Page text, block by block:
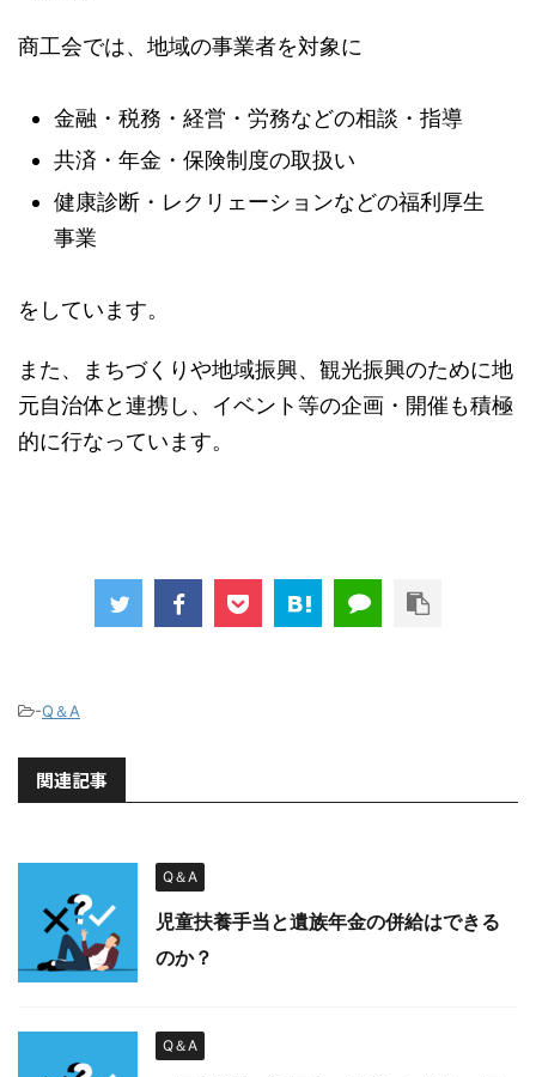
商工会では、地域の事業者を対象に
金融・税務・経営・労務などの相談・指導
共済・年金・保険制度の取扱い
健康診断・レクリェーションなどの福利厚生
事業
をしています。
また、まちづくりや地域振興、観光振興のために地
元自治体と連携し、イベント等の企画・開催も積極
的に行なっています。
-Q＆A
関連記事
Q＆A
児童扶養手当と遺族年金の併給はできる
のか？
Q＆A